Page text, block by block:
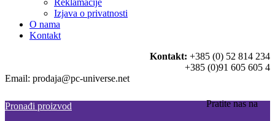
Reklamacije
Izjava o privatnosti
O nama
Kontakt
Kontakt: +385 (0) 52 814 234
+385 (0)91 605 605 4
Email: prodaja@pc-universe.net
Pratite nas na
Pronađi proizvod